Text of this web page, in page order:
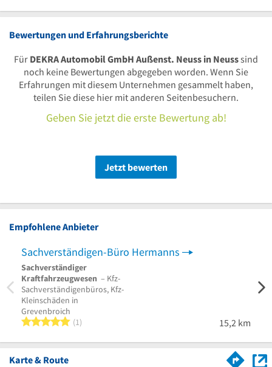
Bewertungen und Erfahrungsberichte
Für DEKRA Automobil GmbH Außenst. Neuss in Neusssind
noch keine Bewertungen abgegeben worden. Wenn Sie
Erfahrungen mit diesem Unternehmen gesammelt haben,
teilen Sie diese hier mit anderen Seitenbesuchern.
Geben Sie jetzt die erste Bewertung ab!
Jetzt bewerten
Empfohlene Anbieter
Sachverständigen-Büro Hermanns
Sachverständiger
Kraftfahrzeugwesen – Kfz-
Sachverständigenbüros, Kfz-
Kleinschäden in
Grevenbroich
5 von 5 Sternen
1 15,2 km
Karte & Route